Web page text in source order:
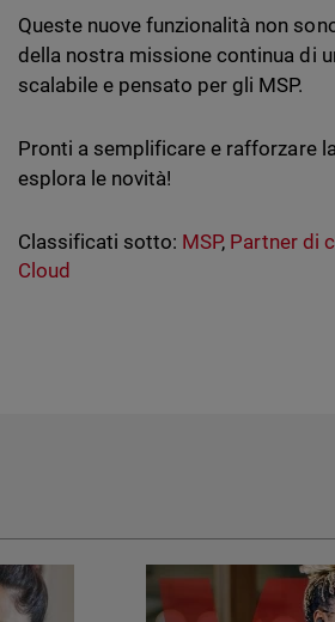
Queste nuove funzionalità non
della nostra missione continua di
scalabile e pensato per gli MSP.
Pronti a semplificare e rafforzare
esplora le novità!
Classificati sotto: MSP, Partner di
Cloud